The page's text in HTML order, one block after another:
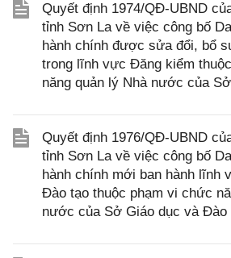
Quyết định 1974/QĐ-UBND
tỉnh Sơn La về việc công bố
hành chính được sửa đổi, bổ
trong lĩnh vực Đăng kiểm
năng quản lý Nhà nước của
Quyết định 1976/QĐ-UBND
tỉnh Sơn La về việc công bố
hành chính mới ban hành lĩnh
Đào tạo thuộc phạm vi chức
nước của Sở Giáo dục và Đào